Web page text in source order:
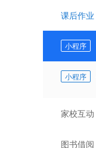
课后作业
小程序
小程序
家校互动
图书借阅